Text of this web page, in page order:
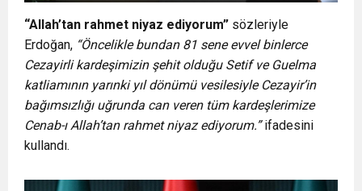
“Allah’tan rahmet niyaz ediyorum” sözleriyle
Erdoğan, “Öncelikle bundan 81 sene evvel binlerce
Cezayirli kardeşimizin şehit olduğu Setif ve Guelma
katliamının yarınki yıl dönümü vesilesiyle Cezayir’in
bağımsızlığı uğrunda can veren tüm kardeşlerimize
Cenab-ı Allah’tan rahmet niyaz ediyorum.”ifadesini
kullandı.